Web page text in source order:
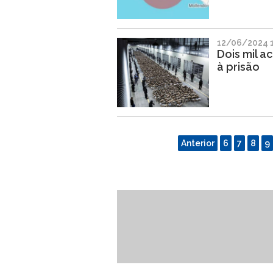
12/06/2024
Dois mil
à prisão
Anterior 6 7 8 9